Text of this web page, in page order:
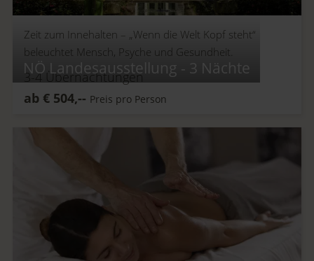
NÖ Landesausstellung - 3 Nächte
Zeit zum Innehalten – „Wenn die Welt Kopf steht“
beleuchtet Mensch, Psyche und Gesundheit.
3-4Übernachtungen
ab € 504,-- Preis pro Person